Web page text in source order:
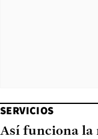
SERVICIOS
Así funciona la